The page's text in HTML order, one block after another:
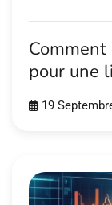
pour une
19